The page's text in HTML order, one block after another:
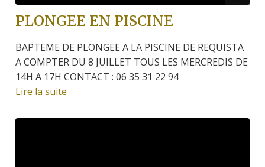
PLONGEE EN PISCINE
BAPTEME DE PLONGEE A LA PISCINE DE REQUISTA
A COMPTER DU 8 JUILLET TOUS LES MERCREDIS DE
14H A 17H CONTACT : 06 35 31 22 94
Lire la suite